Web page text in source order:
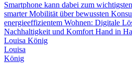
Smartphone kann dabei zum
smarter Mobilität über bewussten
energieeffizientem Wohnen: Digitale
Nachhaltigkeit und Komfort Hand in
Louisa König
Louisa
König